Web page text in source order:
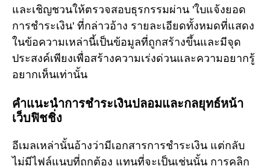
และเชิญชวนให้ตรวจสอบธุรกรรมผ่าน 'ใบแจ้งยอด
การชำระเงิน' ที่กล่าวอ้าง รายละเอียดทั้งหมดที่แสดง
ในข้อความเหล่านี้เป็นข้อมูลที่ถูกสร้างขึ้นและมีจุด
ประสงค์เพียงเพื่อสร้างความเร่งด่วนและความอยากรู้
อยากเห็นเท่านั้น
คำแนะนำการชำระเงินปลอมและกลยุทธ์หน้า
เว็บฟิชชิ่ง
อีเมลเหล่านั้นอ้างว่ามีเอกสารการชำระเงิน แต่กลับ
ไม่มีไฟล์แนบที่ถูกต้อง แทนที่จะเป็นเช่นนั้น การคลิก